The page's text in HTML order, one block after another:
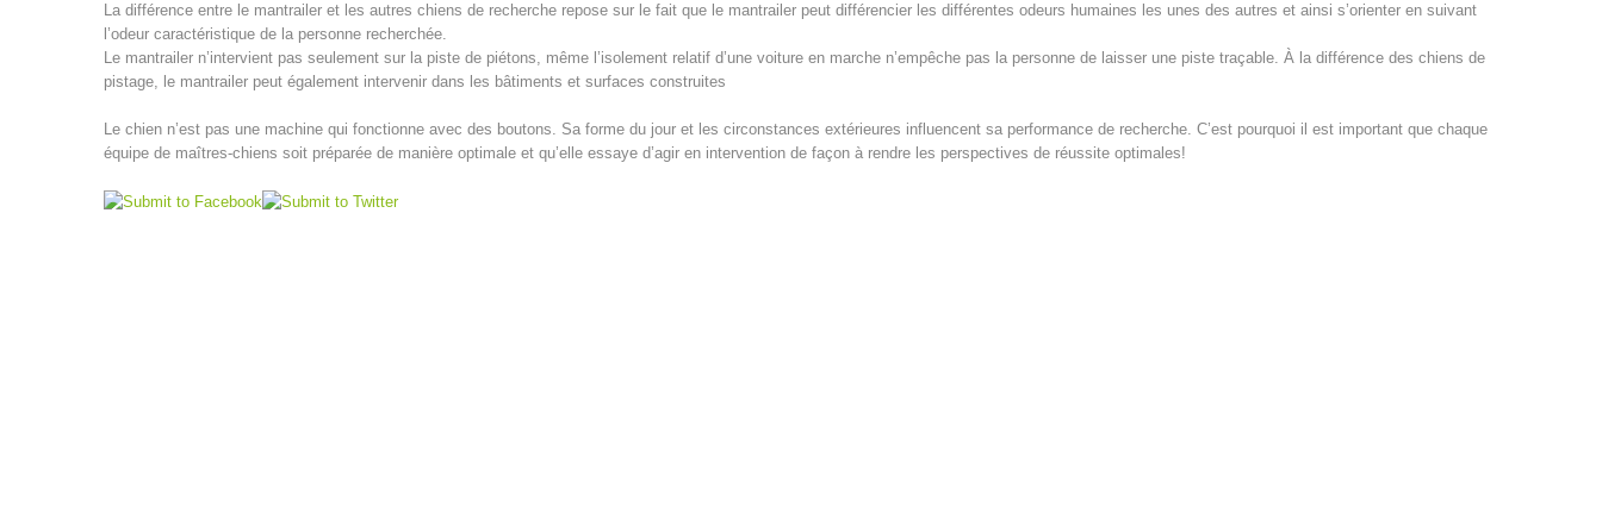
La différence entre le mantrailer et les autres chiens de recherche repose sur le fait que le mantrailer peut différencier les différentes odeurs humaines les unes des autres et ainsi s’orienter en suivant
l’odeur caractéristique de la personne recherchée.
Le mantrailer n’intervient pas seulement sur la piste de piétons, même l’isolement relatif d’une voiture en marche n’empêche pas la personne de laisser une piste traçable. À la différence des chiens de
pistage, le mantrailer peut également intervenir dans les bâtiments et surfaces construites
Le chien n’est pas une machine qui fonctionne avec des boutons. Sa forme du jour et les circonstances extérieures influencent sa performance de recherche. C’est pourquoi il est important que chaque
équipe de maîtres-chiens soit préparée de manière optimale et qu’elle essaye d’agir en intervention de façon à rendre les perspectives de réussite optimales!